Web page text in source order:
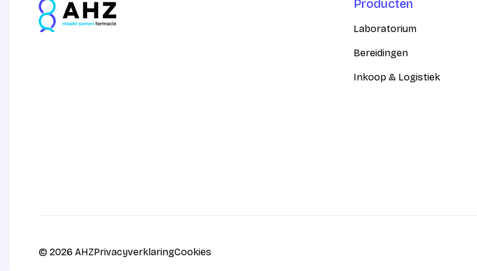
Producten
Laboratorium
Bereidingen
Inkoop & Logistiek
© 2026 AHZPrivacyverklaringCookies